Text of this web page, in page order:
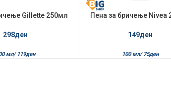
Gillette 250мл
298ден
мл/ 119ден
Пена за бричење Nivea
149ден
100 мл/ 75ден